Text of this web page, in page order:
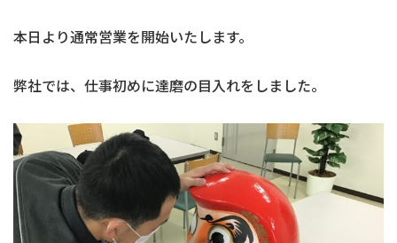
本日より通常営業を開始いたします。
弊社では、仕事初めに達磨の目入れをしました。